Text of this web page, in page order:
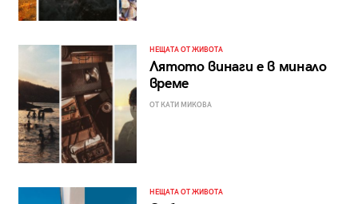
НЕЩАТА ОТ ЖИВОТА
Лятото винаги е в минало
време
ОТ КАТИ МИКОВА
НЕЩАТА ОТ ЖИВОТА